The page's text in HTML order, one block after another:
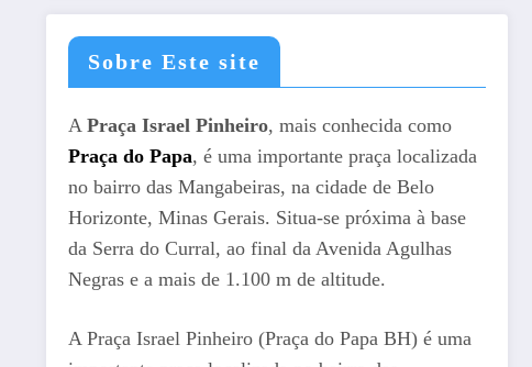
Sobre Este site
APraça Israel Pinheiro, mais conhecida como
Praça do Papa, é uma importante praça localizada
no bairro das Mangabeiras, na cidade de Belo
Horizonte, Minas Gerais. Situa-se próxima à base
da Serra do Curral, ao final da Avenida Agulhas
Negras e a mais de 1.100 m de altitude.
A Praça Israel Pinheiro (Praça do Papa BH) é uma